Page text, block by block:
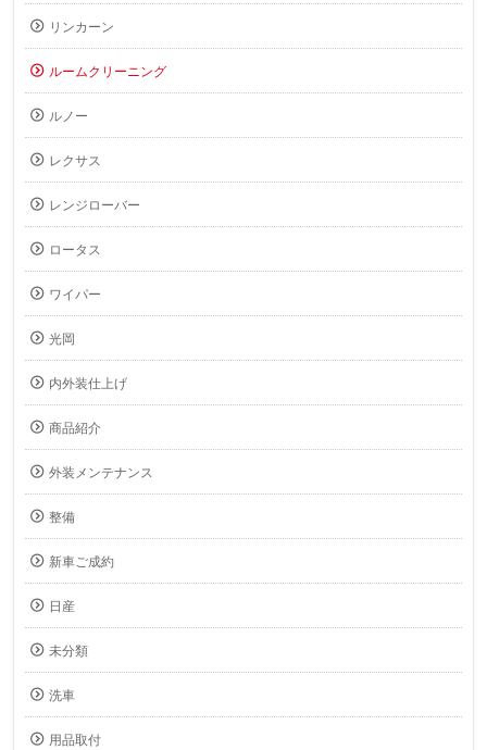
リンカーン
ルームクリーニング
ルノー
レクサス
レンジローバー
ロータス
ワイパー
光岡
内外装仕上げ
商品紹介
外装メンテナンス
整備
新車ご成約
日産
未分類
洗車
用品取付